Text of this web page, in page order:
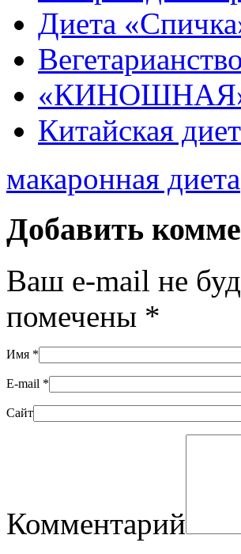
Диета
Китайская
макаронная диета
Добавить
Ваш e-mail не
помечены *
Имя *
E-mail *
Сайт
Комментарий